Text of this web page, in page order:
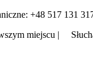
+48 517 131
miejscu |